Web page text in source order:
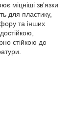
міцніші зв'язки
для пластику,
та інших
стійкою до